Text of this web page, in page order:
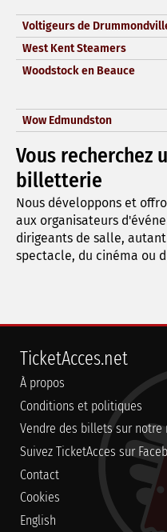
Voltigeurs de
West Kent Steamers
Woodstock en Beauce
Wow Edmundston
Vous recherchez
billetterie
Nous développons et
aux organisateurs
dirigeants de salle,
spectacle, du cinéma ou
TicketAcces.net
À propos
Conditions et politiques
Vendre des billets sur notre
Suivez TicketAcces sur
Contact
Cookies
English